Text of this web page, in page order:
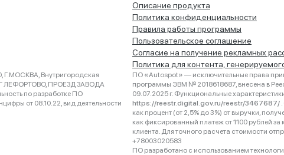
Описание продукта
Политика конфиденциальности
Правила работы программы
Пользовательское соглашение
Согласие на получение рекламных
Политика для контента,
Г.МОСКВА, Внутригородская
ЛЕФОРТОВО, ПРОЕЗД ЗАВОДА
по разработке ПО
от 08.10.22, вид деятельности
ПО «Autospot» — исключительные права
программы ЭВМ № 2018618687, внесена в
09.07.2025 г. Функциональные
https://reestr.digital.gov.ru/reestr/3467687/
как процент (от 2,5% до 3%) от выручки,
как фиксированный платеж от 1100 рублей
клиента. Для точного расчета стоимости
+78003020583
ПО разработано с использованием